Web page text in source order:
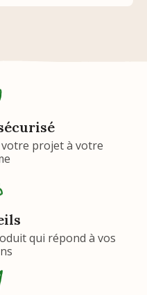
votre projet à votre
qui répond à vos